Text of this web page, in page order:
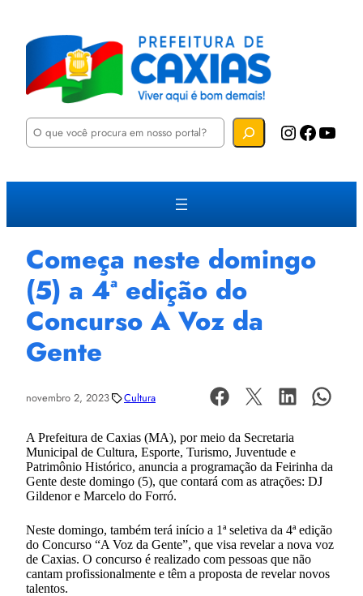
P
u
a
Instagram Facebook YouTube
Começa neste domingo
(5) a 4ª edição do
Concurso A Voz da
Gente
novembro 2, 2023 Cultura
A Prefeitura de Caxias (MA), por meio da Secretaria
Municipal de Cultura, Esporte, Turismo, Juventude e
Patrimônio Histórico, anuncia a programação da Feirinha da
Gente deste domingo (5), que contará com as atrações: DJ
Gildenor e Marcelo do Forró.
Neste domingo, também terá início a 1ª seletiva da 4ª edição
do Concurso “A Voz da Gente”, que visa revelar a nova voz
de Caxias. O concurso é realizado com pessoas que não
cantam profissionalmente e têm a proposta de revelar novos
talentos.